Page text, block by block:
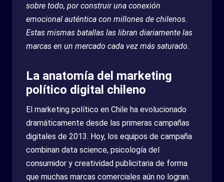
sobre todo, por construir una conexión
emocional auténtica con millones de chilenos.
Estas mismas batallas las libran diariamente las
marcas en un mercado cada vez más saturado.
La anatomía del marketing
político digital chileno
El marketing político en Chile ha evolucionado
dramáticamente desde las primeras campañas
digitales de 2013. Hoy, los equipos de campaña
combinan data science, psicología del
consumidor y creatividad publicitaria de forma
que muchas marcas comerciales aún no logran.